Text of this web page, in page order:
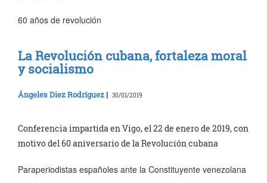
60 años de revolución
La Revolución cubana, fortaleza moral
y socialismo
Ángeles Diez Rodríguez | 30/01/2019
Conferencia impartida en Vigo, el 22 de enero de 2019, con
motivo del 60 aniversario de la Revolución cubana
Paraperiodistas españoles ante la Constituyente venezolana